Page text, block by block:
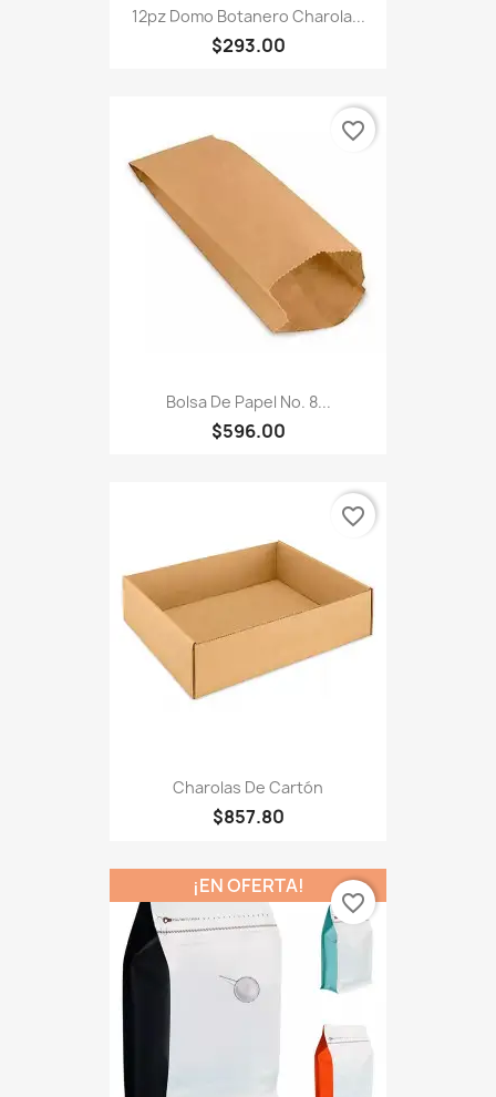
12pz Domo Botanero Charola...
$293.00
Bolsa De Papel No. 8...
$596.00
favorite_border
Charolas De Cartón
$857.80
favorite_border
¡EN OFERTA!
favorite_border